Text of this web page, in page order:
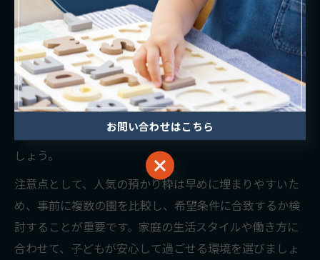
夕方まで対応可能な園や、長期休暇中の特別プログラム
を実施する園もあります。
実際に「仕事の都合で急な延長にも柔軟に対応してもら
えた」「兄弟で同じ園に通えるので送迎が楽」という声
が多く聞かれます。また、共働き家庭向けのサポート体
制が充実しているかどうかは、園見学時に必ず確認しま
しょう。
注意点として、人気の預かり枠は早めに埋まりやすいた
め、事前に複数の園を比較し、希望条件に合致するか検
討することが重要です。家庭の生活スタイルや働き方に
合わせて、子どもが安心して過ごせる環境を選びましょ
お問い合わせはこちら
お問い合わせはこちら